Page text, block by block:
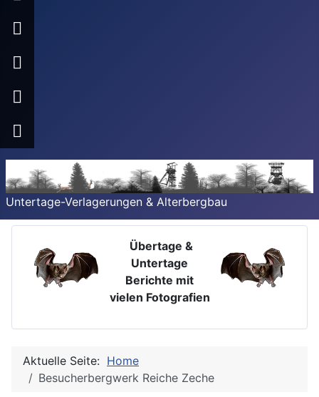
Untertage-Verlagerungen & Alterbergbau
Übertage &
Untertage
Berichte mit
vielen Fotografien
Aktuelle Seite: Home
Besucherbergwerk Reiche Zeche